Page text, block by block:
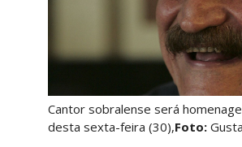
Cantor sobralense será
desta sexta-feira (30),Foto: